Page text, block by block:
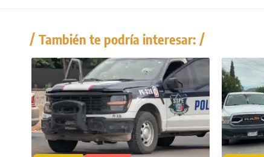
También te podría interesar: